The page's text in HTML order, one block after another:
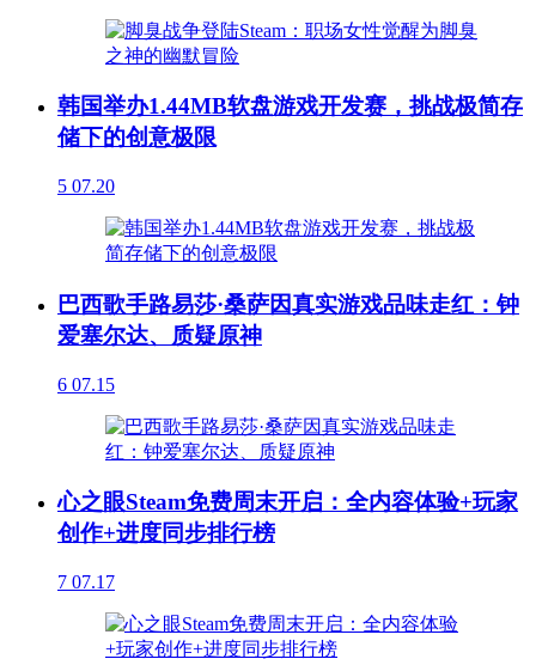
韩国举办1.44MB软盘游戏开发赛，挑战极简存
储下的创意极限
5 07.20
巴西歌手路易莎·桑萨因真实游戏品味走红：钟
爱塞尔达、质疑原神
6 07.15
心之眼Steam免费周末开启：全内容体验+玩家
创作+进度同步排行榜
7 07.17